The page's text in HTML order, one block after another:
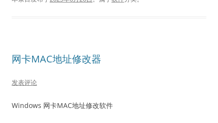
网卡MAC地址修改器
发表评论
Windows 网卡MAC地址修改软件